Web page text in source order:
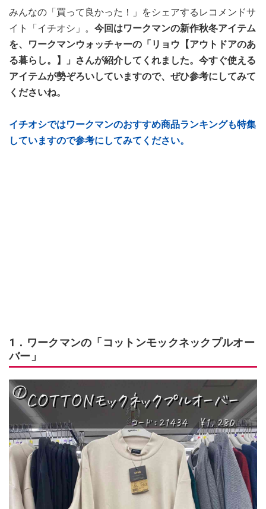
みんなの「買って良かった！」をシェアするレコメンドサ
イト「イチオシ」。 今回はワークマンの新作秋冬アイテム
を、ワークマンウォッチャーの「リョウ【アウトドアのあ
る暮らし。】」さんが紹介してくれました。今すぐ使える
アイテムが勢ぞろいしていますので、ぜひ参考にしてみて
くださいね。
イチオシではワークマンのおすすめ商品ランキングも特集
していますので参考にしてみてください。
1．ワークマンの「コットンモックネックプルオー
バー」